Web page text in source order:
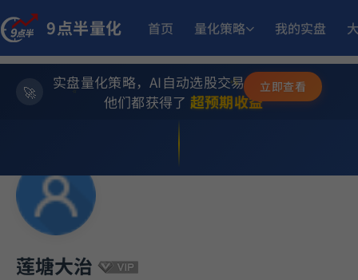
9点半量化 首页 量化策略 我的实盘
✨
💫
⭐
实盘量化策略，AI自动选股交易，躺赚模式
他们都获得了 超预期收益
11月25日开始实盘 多重止损优化成长量化策略 收益
多重止损优化成长量化策略
6月5日开始实盘 小市值_ETF轮动_双龙出海 收益
8月12日开始实盘
立即查看
莲塘大治